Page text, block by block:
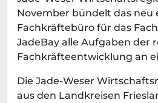
November bündelt das neu
Fachkräftebüro für das
JadeBay alle Aufgaben der
Fachkräfteentwicklung an
Die Jade-Weser
aus den Landkreisen